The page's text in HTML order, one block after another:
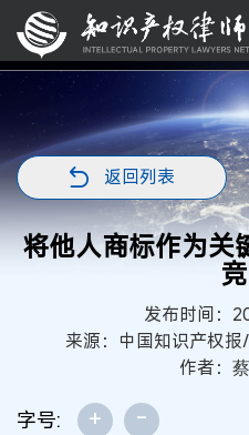
返回列表
将他人商标作为关
发布时间：
来源：中国知识产权
作者：
字号: + -